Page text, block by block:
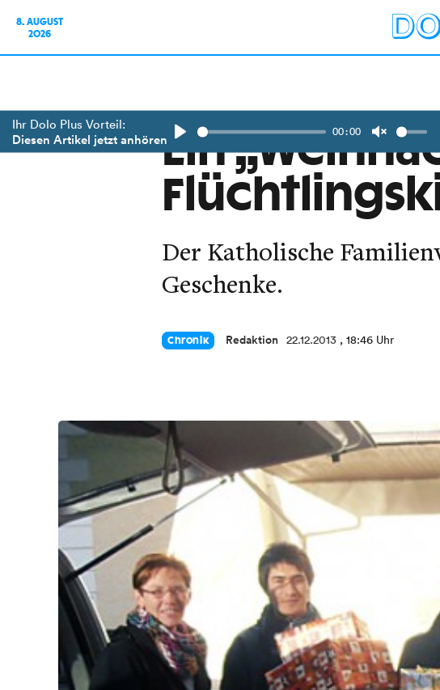
8. AUGUST
2026
Ihr Dolo Plus Vorteil:
Diesen Artikel jetzt anhören
Play
00:00
Unmute
Ein
Der Katholische
Geschenke.
Chronik Redaktion 22.12.2013 , 18:46 Uhr